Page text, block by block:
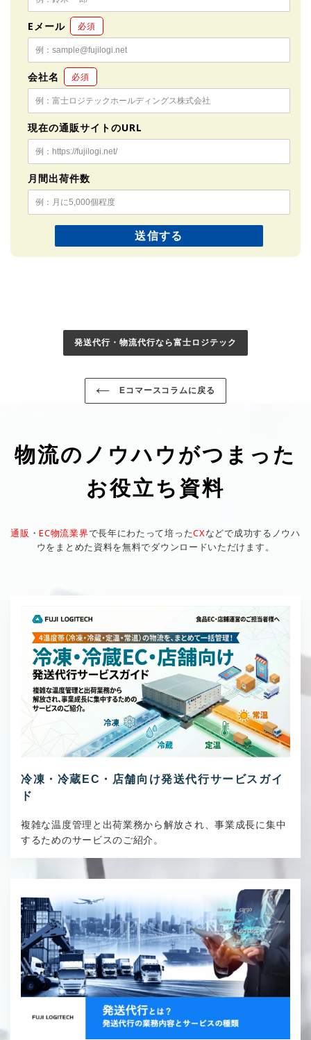
Eメール 必須
会社名 必須
現在の通販サイトのURL
月間出荷件数
発送代行・物流代行なら富士ロジテック
Eコマースコラムに戻る
物流のノウハウがつまった
お役立ち資料
通販 ・EC物流業界で長年にわたって培ったCXなどで成功するノウハ
ウをまとめた資料を無料でダウンロードいただけます。
冷凍・冷蔵EC・店舗向け発送代行サービスガイ
ド
複雑な温度管理と出荷業務から解放され、事業成長に集中
するためのサービスのご紹介。